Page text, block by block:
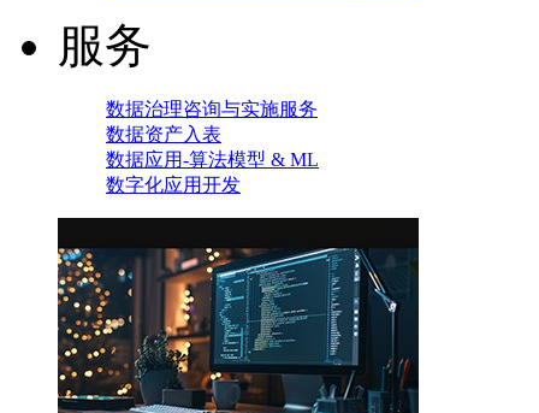
服务
数据治理咨询与实施服务
数据资产入表
数据应用-算法模型 & ML
数字化应用开发